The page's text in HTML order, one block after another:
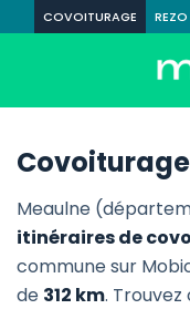
COVOITURAGE
Meaulne
itinéraires de
commune sur
de 312 km.